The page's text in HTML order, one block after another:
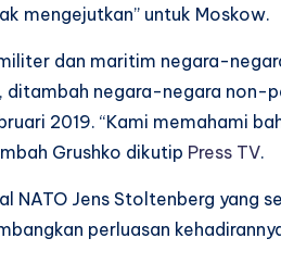
mengejutkan” untuk Moskow.
dan maritim negara-
negara-negara non-
2019. “Kami memahami
Grushko dikutip Press TV.
NATO Jens Stoltenberg yang
perluasan